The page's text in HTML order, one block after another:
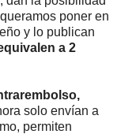
poner en
y lo publican
a 2
solo envían a
permiten